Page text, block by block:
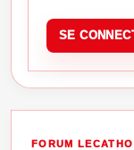
SE
FORUM LECATHO